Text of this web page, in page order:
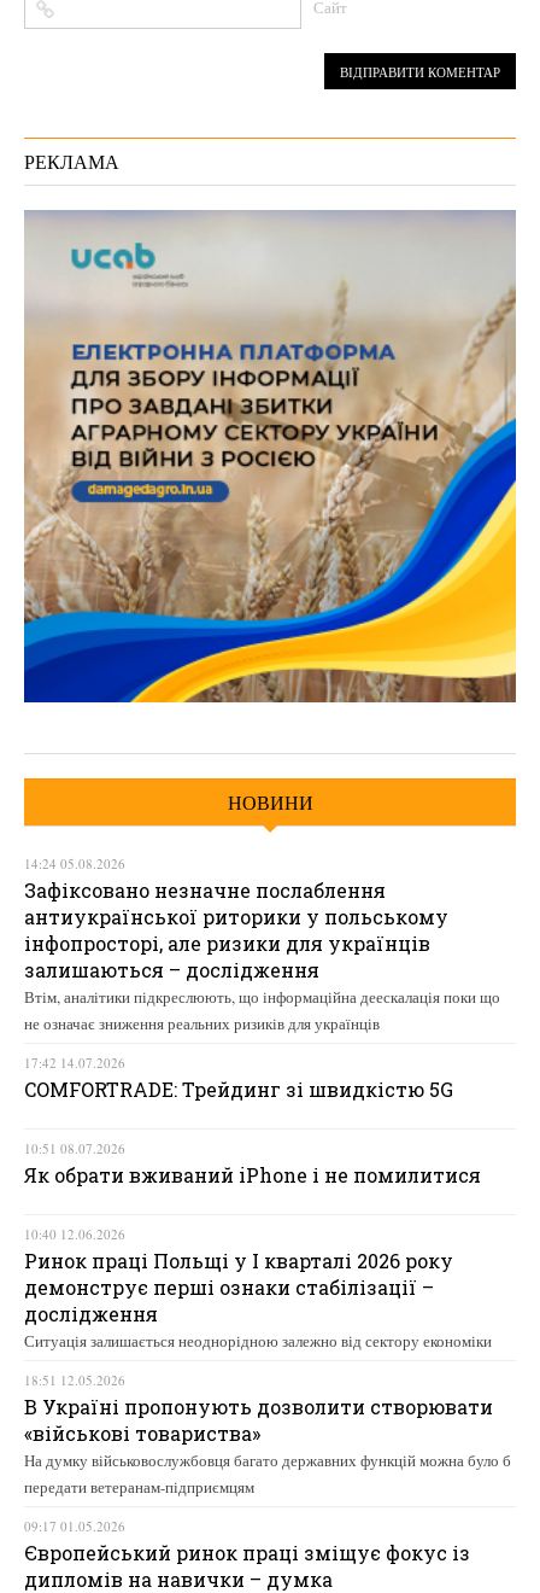
Сайт
РЕКЛАМА
НОВИНИ
14:24 05.08.2026
Зафіксовано незначне послаблення
антиукраїнської риторики у польському
інфопросторі, але ризики для українців
залишаються – дослідження
Втім, аналітики підкреслюють, що інформаційна деескалація поки що
не означає зниження реальних ризиків для українців
17:42 14.07.2026
COMFORTRADE: Трейдинг зі швидкістю 5G
10:51 08.07.2026
Як обрати вживаний iPhone і не помилитися
10:40 12.06.2026
Ринок праці Польщі у І кварталі 2026 року
демонструє перші ознаки стабілізації –
дослідження
Ситуація залишається неоднорідною залежно від сектору економіки
18:51 12.05.2026
В Україні пропонують дозволити створювати
«військові товариства»
На думку військовослужбовця багато державних функцій можна було б
передати ветеранам-підприємцям
09:17 01.05.2026
Європейський ринок праці зміщує фокус із
дипломів на навички – думка